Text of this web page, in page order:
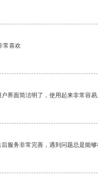
常喜欢
界面简洁明了，使用起来非常容易
服务非常完善，遇到问题总是能